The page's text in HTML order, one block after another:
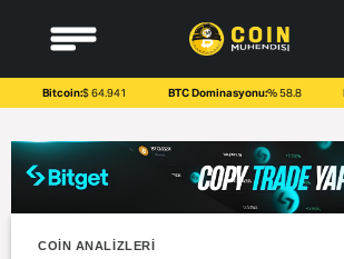
content
Bitcoin:$ 64.941 BTC Dominasyonu:% 58.8
COIN ANALIZLERI